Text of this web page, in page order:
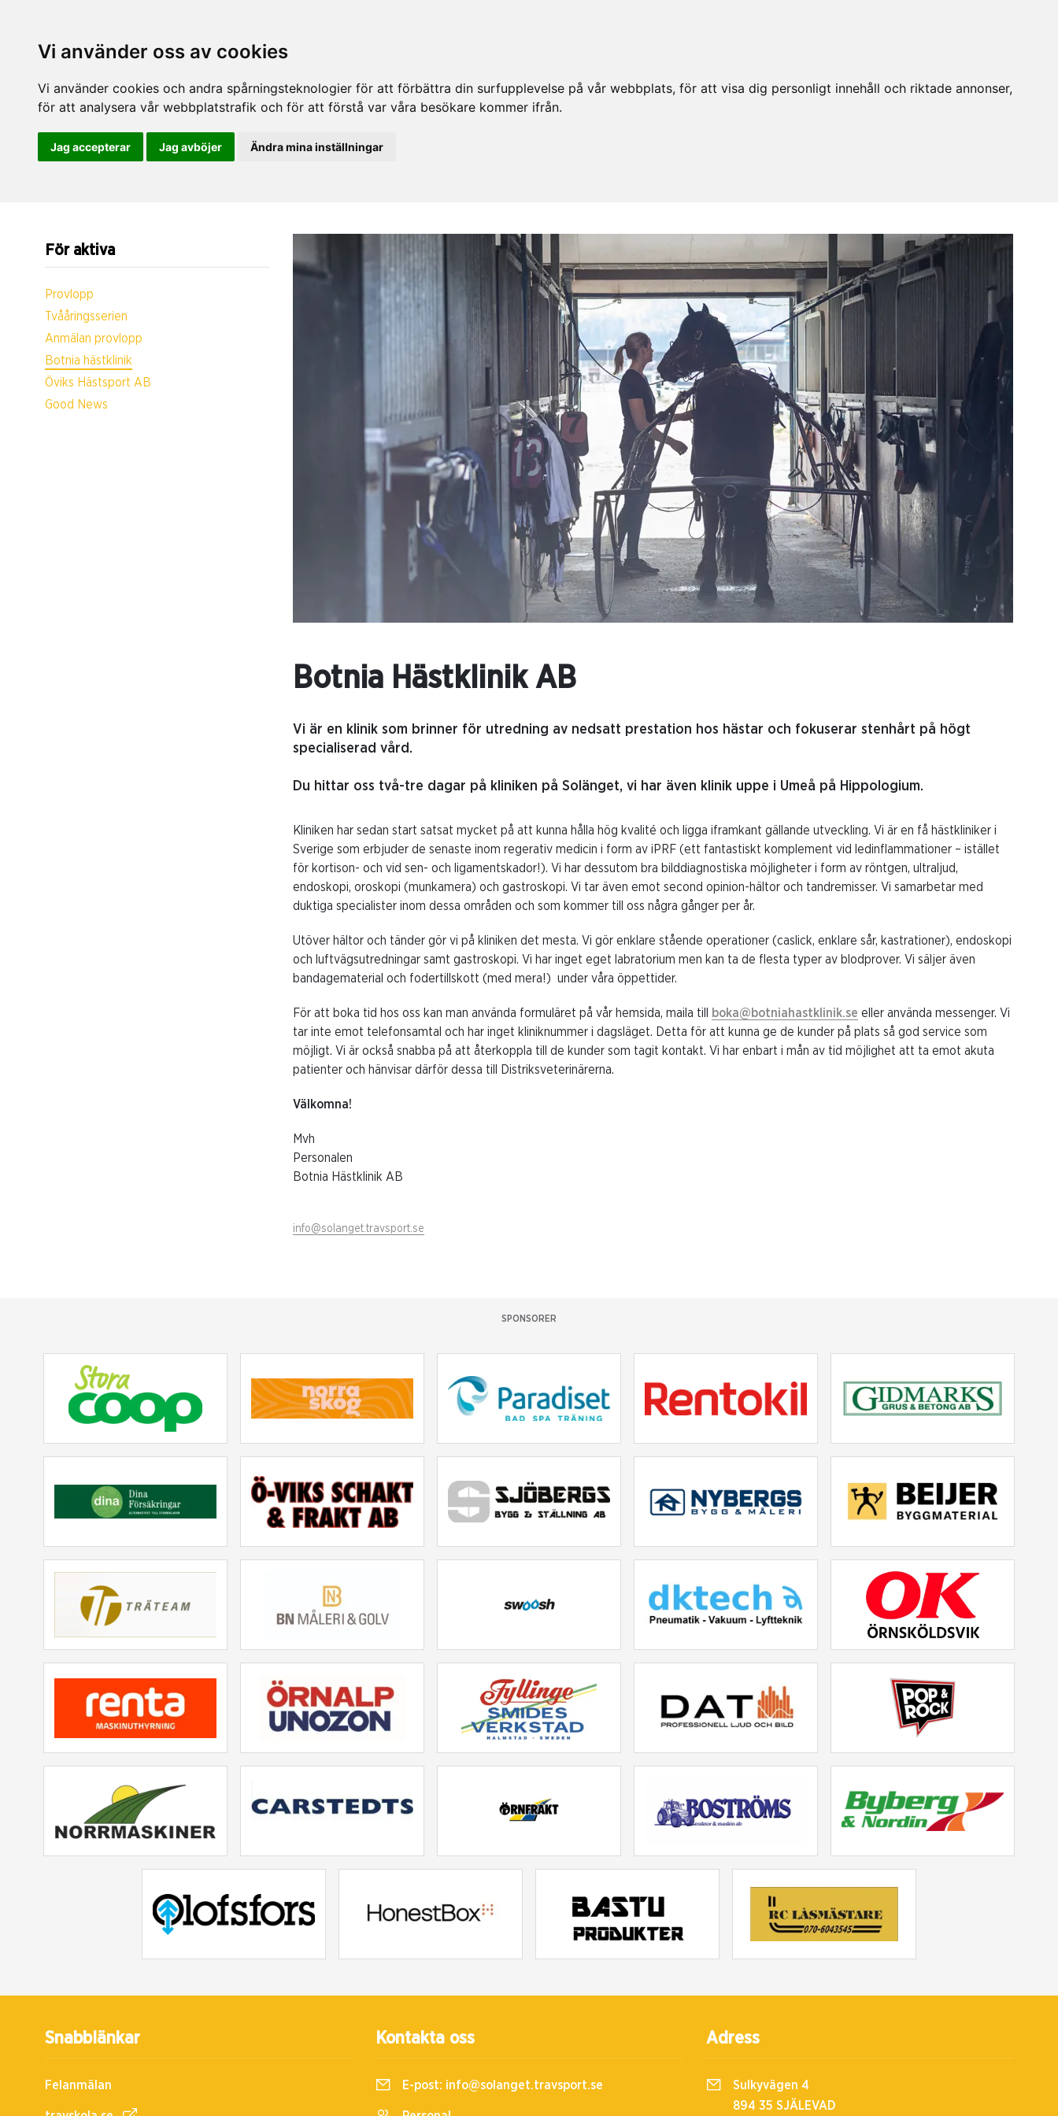
Vi använder oss av cookies
Vi använder cookies och andra spårningsteknologier för att förbättra din surfupplevelse på vår webbplats, för att visa dig personligt innehåll och riktade annonser,
för att analysera vår webbplatstrafik och för att förstå var våra besökare kommer ifrån.
Jag accepterar Jag avböjer Ändra mina inställningar
För aktiva
Provlopp
Tvååringsserien
Anmälan provlopp
Botnia hästklinik
Öviks Hästsport AB
Good News
Botnia Hästklinik AB
Vi är en klinik som brinner för utredning av nedsatt prestation hos hästar och fokuserar stenhårt på högt
specialiserad vård.
Du hittar oss två-tre dagar på kliniken på Solänget, vi har även klinik uppe i Umeå på Hippologium.
Kliniken har sedan start satsat mycket på att kunna hålla hög kvalité och ligga iframkant gällande utveckling. Vi är en få hästkliniker i
Sverige som erbjuder de senaste inom regerativ medicin i form av iPRF (ett fantastiskt komplement vid ledinflammationer – istället
för kortison- och vid sen- och ligamentskador!). Vi har dessutom bra bilddiagnostiska möjligheter i form av röntgen, ultraljud,
endoskopi, oroskopi (munkamera) och gastroskopi. Vi tar även emot second opinion-hältor och tandremisser. Vi samarbetar med
duktiga specialister inom dessa områden och som kommer till oss några gånger per år.
Utöver hältor och tänder gör vi på kliniken det mesta. Vi gör enklare stående operationer (caslick, enklare sår, kastrationer), endoskopi
och luftvägsutredningar samt gastroskopi. Vi har inget eget labratorium men kan ta de flesta typer av blodprover. Vi säljer även
bandagematerial och fodertillskott (med mera!) under våra öppettider.
För att boka tid hos oss kan man använda formuläret på vår hemsida, maila till boka@botniahastklinik.se eller använda messenger. Vi
tar inte emot telefonsamtal och har inget kliniknummer i dagsläget. Detta för att kunna ge de kunder på plats så god service som
möjligt. Vi är också snabba på att återkoppla till de kunder som tagit kontakt. Vi har enbart i mån av tid möjlighet att ta emot akuta
patienter och hänvisar därför dessa till Distriksveterinärerna.
Välkomna!
Mvh
Personalen
Botnia Hästklinik AB
info@solanget.travsport.se
SPONSORER
Snabblänkar
Felanmälan
Kontakta oss
E-post: info@solanget.travsport.se
Adress
Sulkyvägen 4
894 35 SJÄLEVAD